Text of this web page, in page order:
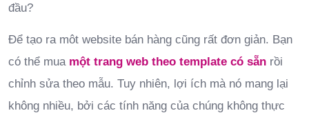
đầu?
Để tạo ra môt website bán hàng cũng rất đơn giản. Bạn
có thể mua một trang web theo template có sẵn rồi
chỉnh sửa theo mẫu. Tuy nhiên, lợi ích mà nó mang lại
không nhiều, bởi các tính năng của chúng không thực